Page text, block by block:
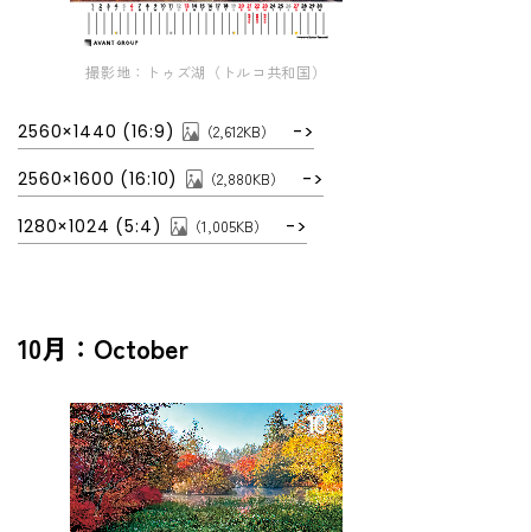
撮影地：トゥズ湖（トルコ共和国）
2560×1440 (16:9) （2,612KB）
2560×1600 (16:10) （2,880KB）
1280×1024 (5:4) （1,005KB）
10月：October